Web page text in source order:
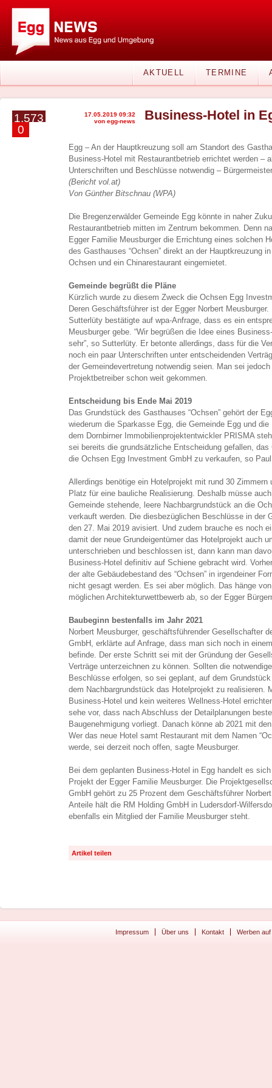
AKTUELL TERMINE
1.573
0
17.05.2019 09:32
von egg-news
Business-Hotel in
Egg – An der Hauptkreuzung soll am Standort des
Business-Hotel mit Restaurantbetrieb errichtet werden –
Unterschriften und Beschlüsse notwendig –
(Bericht vol.at)
Von Günther Bitschnau (WPA)
Die Bregenzerwälder Gemeinde Egg könnte in naher
Restaurantbetrieb mitten im Zentrum bekommen. Denn
Egger Familie Meusburger die Errichtung eines solchen
des Gasthauses “Ochsen” direkt an der Hauptkreuzung
Ochsen und ein Chinarestaurant eingemietet.
Gemeinde begrüßt die Pläne
Kürzlich wurde zu diesem Zweck die Ochsen Egg
Deren Geschäftsführer ist der Egger Norbert
Sutterlüty bestätigte auf wpa-Anfrage, dass es ein
Meusburger gebe. “Wir begrüßen die Idee eines
sehr”, so Sutterlüty. Er betonte allerdings, dass für die
noch ein paar Unterschriften unter entscheidenden
der Gemeindevertretung notwendig seien. Man sei
Projektbetreiber schon weit gekommen.
Entscheidung bis Ende Mai 2019
Das Grundstück des Gasthauses “Ochsen” gehört der
wiederum die Sparkasse Egg, die Gemeinde Egg und
dem Dornbirner Immobilienprojektentwickler PRISMA
sei bereits die grundsätzliche Entscheidung gefallen, das
die Ochsen Egg Investment GmbH zu verkaufen, so
Allerdings benötige ein Hotelprojekt mit rund 30 Zimmern
Platz für eine bauliche Realisierung. Deshalb müsse
Gemeinde stehende, leere Nachbargrundstück an die
verkauft werden. Die diesbezüglichen Beschlüsse in der
den 27. Mai 2019 avisiert. Und zudem brauche es noch
damit der neue Grundeigentümer das Hotelprojekt auch
unterschrieben und beschlossen ist, dann kann man
Business-Hotel definitiv auf Schiene gebracht wird.
der alte Gebäudebestand des “Ochsen” in irgendeiner
nicht gesagt werden. Es sei aber möglich. Das hänge
möglichen Architekturwettbewerb ab, so der Egger
Baubeginn bestenfalls im Jahr 2021
Norbert Meusburger, geschäftsführender Gesellschafter
GmbH, erklärte auf Anfrage, dass man sich noch in
befinde. Der erste Schritt sei mit der Gründung der
Verträge unterzeichnen zu können. Sollten die
Beschlüsse erfolgen, so sei geplant, auf dem
dem Nachbargrundstück das Hotelprojekt zu realisieren.
Business-Hotel und kein weiteres Wellness-Hotel
sehe vor, dass nach Abschluss der Detailplanungen
Baugenehmigung vorliegt. Danach könne ab 2021 mit
Wer das neue Hotel samt Restaurant mit dem Namen
werde, sei derzeit noch offen, sagte Meusburger.
Bei dem geplanten Business-Hotel in Egg handelt es
Projekt der Egger Familie Meusburger. Die
GmbH gehört zu 25 Prozent dem Geschäftsführer
Anteile hält die RM Holding GmbH in Ludersdorf-
ebenfalls ein Mitglied der Familie Meusburger steht.
Artikel teilen
Impressum Über uns Kontakt Werben